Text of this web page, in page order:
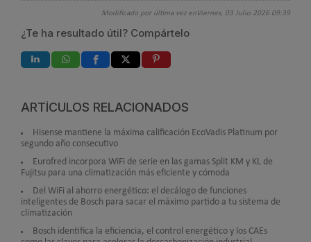
Modificado por última vez enViernes, 03 Julio 2026 09:39
¿Te ha resultado útil? Compártelo
ARTÍCULOS RELACIONADOS
Hisense mantiene la máxima calificación EcoVadis Platinum por
segundo año consecutivo
Eurofred incorpora WiFi de serie en las gamas Split KM y KL de
Fujitsu para una climatización más eficiente y cómoda
Del WiFi al ahorro energético: el decálogo de funciones
inteligentes de Bosch para sacar el máximo partido a tu sistema de
climatización
Bosch identifica la eficiencia, el control energético y los CAEs